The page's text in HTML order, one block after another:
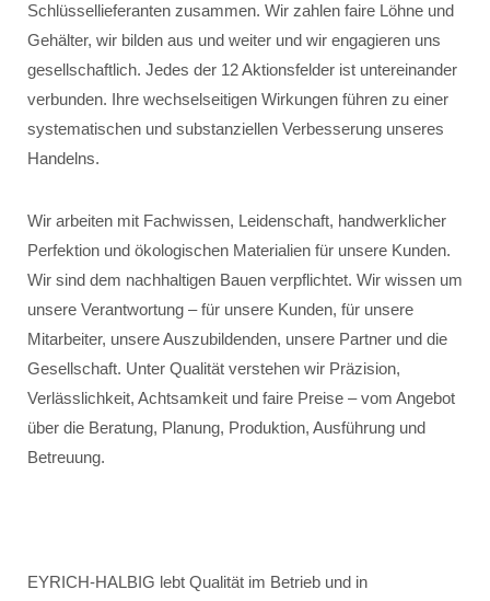
Schlüssellieferanten zusammen. Wir zahlen faire Löhne und
Gehälter, wir bilden aus und weiter und wir engagieren uns
gesellschaftlich. Jedes der 12 Aktionsfelder ist untereinander
verbunden. Ihre wechselseitigen Wirkungen führen zu einer
systematischen und substanziellen Verbesserung unseres
Handelns.
Wir arbeiten mit Fachwissen, Leidenschaft, handwerklicher
Perfektion und ökologischen Materialien für unsere Kunden.
Wir sind dem nachhaltigen Bauen verpflichtet. Wir wissen um
unsere Verantwortung – für unsere Kunden, für unsere
Mitarbeiter, unsere Auszubildenden, unsere Partner und die
Gesellschaft. Unter Qualität verstehen wir Präzision,
Verlässlichkeit, Achtsamkeit und faire Preise – vom Angebot
über die Beratung, Planung, Produktion, Ausführung und
Betreuung.
EYRICH-HALBIG lebt Qualität im Betrieb und in